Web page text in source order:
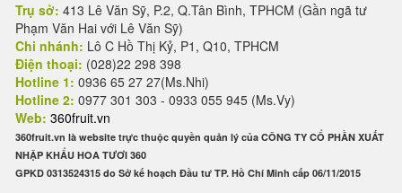
Trụ sở: 413 Lê Văn Sỹ, P.2, Q.Tân Bình, TPHCM (Gần ngã tư
Phạm Văn Hai với Lê Văn Sỹ)
Chi nhánh: Lô C Hồ Thị Kỷ, P1, Q10, TPHCM
Điện thoại: (028)22 298 398
Hotline 1: 0936 65 27 27(Ms.Nhi)
Hotline 2: 0977 301 303 - 0933 055 945 (Ms.Vy)
Web: 360fruit.vn
360fruit.vn là website trực thuộc quyền quản lý của CÔNG TY CỔ PHẦN XUẤT
NHẬP KHẨU HOA TƯƠI 360
GPKD 0313524315 do Sở kế hoạch Đầu tư TP. Hồ Chí Minh cấp 06/11/2015